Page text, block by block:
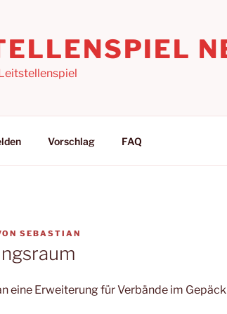
Vorschlag FAQ
SEBASTIAN
eine Erweiterung für Verbände im